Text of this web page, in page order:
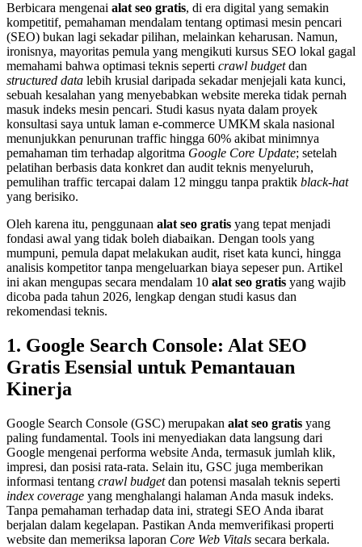
Berbicara mengenai alat seo gratis, di era digital yang semakin
kompetitif, pemahaman mendalam tentang optimasi mesin pencari
(SEO) bukan lagi sekadar pilihan, melainkan keharusan. Namun,
ironisnya, mayoritas pemula yang mengikuti kursus SEO lokal gagal
memahami bahwa optimasi teknis seperti crawl budgetdan
structured data lebih krusial daripada sekadar menjejali kata kunci,
sebuah kesalahan yang menyebabkan website mereka tidak pernah
masuk indeks mesin pencari. Studi kasus nyata dalam proyek
konsultasi saya untuk laman e-commerce UMKM skala nasional
menunjukkan penurunan traffic hingga 60% akibat minimnya
pemahaman tim terhadap algoritma Google Core Update; setelah
pelatihan berbasis data konkret dan audit teknis menyeluruh,
pemulihan traffic tercapai dalam 12 minggu tanpa praktik black-hat
yang berisiko.
Oleh karena itu, penggunaan alat seo gratis yang tepat menjadi
fondasi awal yang tidak boleh diabaikan. Dengan tools yang
mumpuni, pemula dapat melakukan audit, riset kata kunci, hingga
analisis kompetitor tanpa mengeluarkan biaya sepeser pun. Artikel
ini akan mengupas secara mendalam 10 alat seo gratis yang wajib
dicoba pada tahun 2026, lengkap dengan studi kasus dan
rekomendasi teknis.
1. Google Search Console: Alat SEO
Gratis Esensial untuk Pemantauan
Kinerja
Google Search Console (GSC) merupakan alat seo gratis yang
paling fundamental. Tools ini menyediakan data langsung dari
Google mengenai performa website Anda, termasuk jumlah klik,
impresi, dan posisi rata-rata. Selain itu, GSC juga memberikan
informasi tentang crawl budgetdan potensi masalah teknis seperti
index coverage yang menghalangi halaman Anda masuk indeks.
Tanpa pemahaman terhadap data ini, strategi SEO Anda ibarat
berjalan dalam kegelapan. Pastikan Anda memverifikasi properti
website dan memeriksa laporan Core Web Vitals secara berkala.